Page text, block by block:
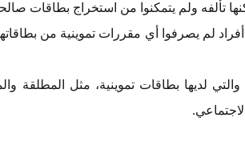
تألفه ولم يتمكنوا من استخراج بطاقات
لم يصرفوا أي مقررات تموينية من
والتي لديها بطاقات تموينية، مثل المطلقة